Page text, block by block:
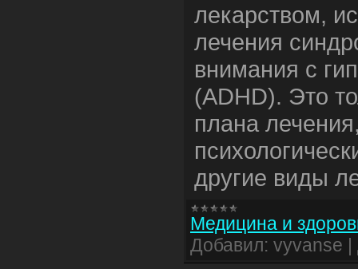
лекарством,
лечения
внимания с
(ADHD). Это
плана
другие виды
Медицина и
Добавил: vyvanse